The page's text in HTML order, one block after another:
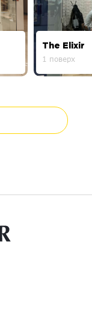
The Elixir
1 поверх